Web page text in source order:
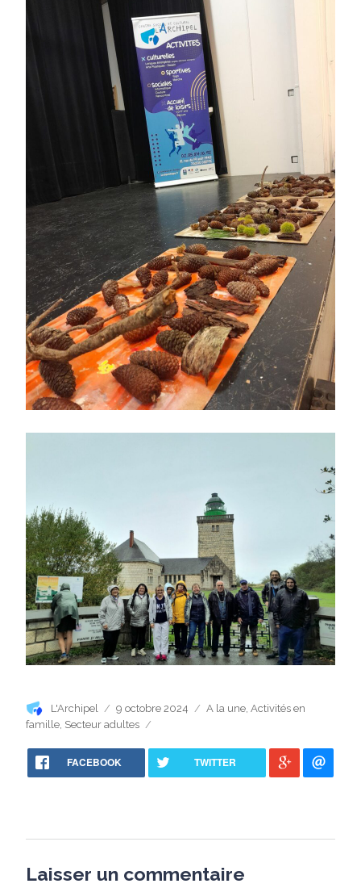
Auteur
L'Archipel
Publié
le
9 octobre 2024 Catégories
A la une, Activités en
famille, Secteur adultes
FACEBOOK TWITTER
Laisser un commentaire